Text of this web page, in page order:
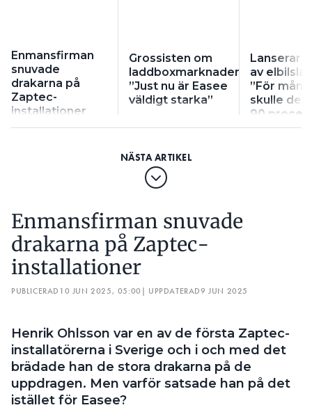
Enmansfirman
snuvade
drakarna på
Zaptec-
installationer
Grossisten om
laddboxmarknaden:
”Just nu är Easee
väldigt starka”
Lanserar
av
”För
skulle det
90
behovet”
Enmansfirman snuvade
drakarna på Zaptec-
installationer
PUBLICERAD 10 JUN 2025, 05:00 | UPPDATERAD9 JUN 2025
Henrik Ohlsson var en av de första Zaptec-
installatörerna i Sverige och i och med det
brädade han de stora drakarna på de
uppdragen. Men varför satsade han på det
istället för Easee?